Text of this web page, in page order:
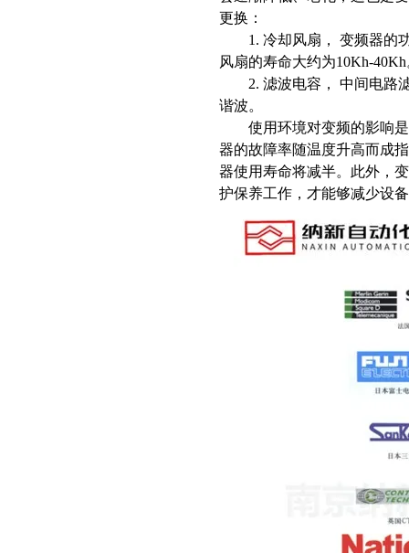
更换：
1. 冷却风扇， 变频器的功
风扇的寿命大约为10Kh-
2. 滤波电容， 中间电路滤
谐波。
使用环境对变频的影响是
器的故障率随温度升高而成
器使用寿命将减半。此外，
护保养工作，才能够减少设